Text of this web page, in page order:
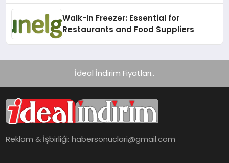
Walk-In Freezer: Essential for
Restaurants and Food Suppliers
İdeal İndirim Fiyatları..
Reklam & İşbirliği:habersonuclari@gmail.com